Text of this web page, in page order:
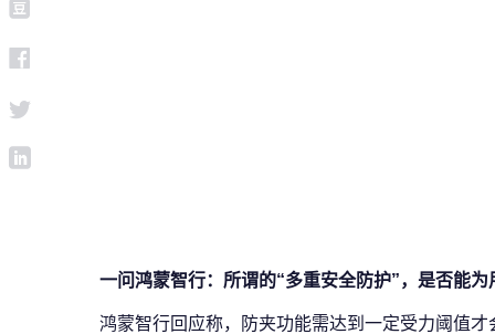
一问鸿蒙智行：所谓的“多重安全防护”，是否能为
鸿蒙智行回应称，防夹功能需达到一定受力阈值